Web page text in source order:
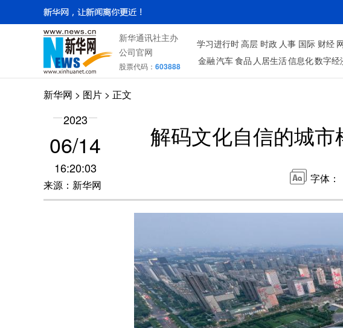
新华通讯社主办
公司官网
股票代码： 603888
学习进行时高层 时政 人事 国际 财经
金融汽车食品 人居生活信息化数字经
新华网 > 图片 > 正文
2023
06/14
16:20:03
来源：新华网
解码文化自信的城
字体：